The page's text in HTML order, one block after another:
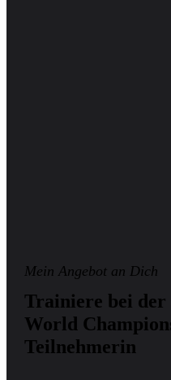
Mein Angebot an Dich
Trainiere bei
World
Teilnehmerin